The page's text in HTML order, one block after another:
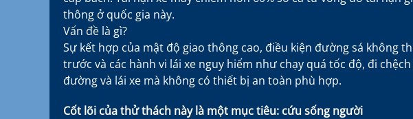
thông ở quốc gia này.
Vấn đề là gì?
Sự kết hợp của mật độ giao thông cao, điều kiện đường sá không
trước và các hành vi lái xe nguy hiểm như chạy quá tốc độ, đi chệch
đường và lái xe mà không có thiết bị an toàn phù hợp.
Cốt lõi của thử thách này là một mục tiêu: cứu sống người